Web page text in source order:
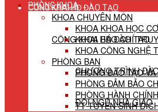
CÔNG KHAI HĐ ĐÀO TẠO
CÔNG KHAI HĐ ĐÀO TẠO
CHƯƠNG TRÌNH
ĐỘI NGŨ NHÀ GIÁO
PHÒNG KHOA
KHOA CHUYÊN MÔN
KHOA KHOA HỌC
KHOA BÁO CHÍ
KHOA CÔNG NGHỆ
PHÒNG BAN
PHÒNG ĐÀO TẠO
PHÒNG ĐẢM BẢO
PHÒNG HÀNH
TT TUYỂN SINH